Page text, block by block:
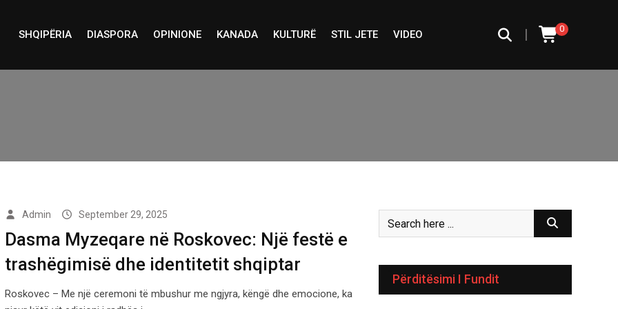
SHQIPËRIA DIASPORA OPINIONE KANADA KULTURË STIL JETE VIDEO 0
|
Admin September 29, 2025
Dasma Myzeqare në Roskovec: Një festë e
trashëgimisë dhe identitetit shqiptar
Roskovec – Me një ceremoni të mbushur me ngjyra, këngë dhe emocione, ka
Përditësimi I Fundit